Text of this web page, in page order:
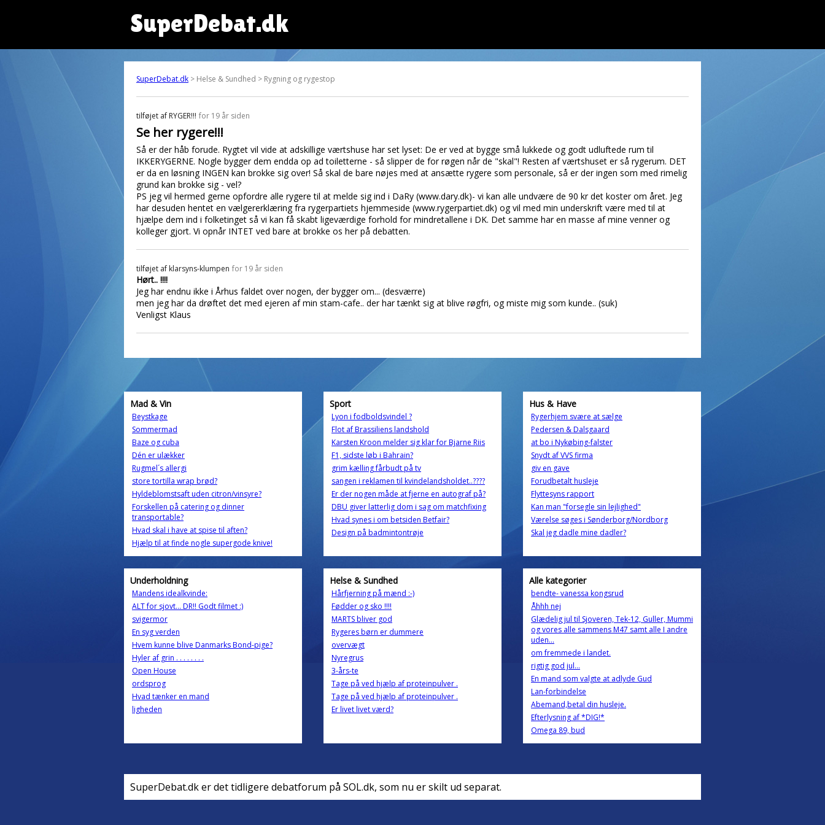
SuperDebat.dk
SuperDebat.dk > Helse & Sundhed > Rygning og rygestop
tilføjet af RYGER!!! for 19 år siden
Se her rygere!!!
Så er der håb forude. Rygtet vil vide at adskillige værtshuse har set lyset: De er ved at bygge små lukkede og godt udluftede rum til
IKKERYGERNE. Nogle bygger dem endda op ad toiletterne - så slipper de for røgen når de "skal"! Resten af værtshuset er så rygerum. DET
er da en løsning INGEN kan brokke sig over! Så skal de bare nøjes med at ansætte rygere som personale, så er der ingen som med rimelig
grund kan brokke sig - vel?
PS jeg vil hermed gerne opfordre alle rygere til at melde sig ind i DaRy (www.dary.dk)- vi kan alle undvære de 90 kr det koster om året. Jeg
har desuden hentet en vælgererklæring fra rygerpartiets hjemmeside (www.rygerpartiet.dk) og vil med min underskrift være med til at
hjælpe dem ind i folketinget så vi kan få skabt ligeværdige forhold for mindretallene i DK. Det samme har en masse af mine venner og
kolleger gjort. Vi opnår INTET ved bare at brokke os her på debatten.
tilføjet af klarsyns-klumpen for 19 år siden
Hørt.. !!!!
Jeg har endnu ikke i Århus faldet over nogen, der bygger om... (desværre)
men jeg har da drøftet det med ejeren af min stam-cafe.. der har tænkt sig at blive røgfri, og miste mig som kunde.. (suk)
Venligst Klaus
Mad & Vin
Beystkage
Sommermad
Baze og cuba
Dén er ulækker
Rugmel´s allergi
store tortilla wrap brød?
Hyldeblomstsaft uden citron/vinsyre?
Forskellen på catering og dinner
transportable?
Hvad skal i have at spise til aften?
Hjælp til at finde nogle supergode knive!
Sport
Lyon i fodboldsvindel ?
Flot af Brassiliens landshold
Karsten Kroon melder sig klar for Bjarne Riis
F1, sidste løb i Bahrain?
grim kælling fårbudt på tv
sangen i reklamen til kvindelandsholdet..????
Er der nogen måde at fjerne en autograf på?
DBU giver latterlig dom i sag om matchfixing
Hvad synes i om betsiden Betfair?
Design på badmintontrøje
Hus & Have
Rygerhjem svære at sælge
Pedersen & Dalsgaard
at bo i Nykøbing-falster
Snydt af VVS firma
giv en gave
Forudbetalt husleje
Flyttesyns rapport
Kan man "forsegle sin lejlighed"
Værelse søges i Sønderborg/Nordborg
Skal jeg dadle mine dadler?
Underholdning
Mandens idealkvinde:
ALT for sjovt... DR!! Godt filmet :)
svigermor
En syg verden
Hvem kunne blive Danmarks Bond-pige?
Hyler af grin . . . . . . . .
Open House
ordsprog
Hvad tænker en mand
ligheden
Helse & Sundhed
Hårfjerning på mænd :-)
Fødder og sko !!!!
MARTS bliver god
Rygeres børn er dummere
overvægt
Nyregrus
3-års-te
Tage på ved hjælp af proteinpulver .
Tage på ved hjælp af proteinpulver .
Er livet livet værd?
Alle kategorier
bendte- vanessa kongsrud
Åhhh nej
Glædelig jul til Sjoveren, Tek-12, Guller, Mummi
og vores alle sammens M47 samt alle I andre
uden...
om fremmede i landet.
rigtig god jul...
En mand som valgte at adlyde Gud
Lan-forbindelse
Abemand,betal din husleje.
Efterlysning af *DIG!*
Omega 89, bud
SuperDebat.dk er det tidligere debatforum på SOL.dk, som nu er skilt ud separat.